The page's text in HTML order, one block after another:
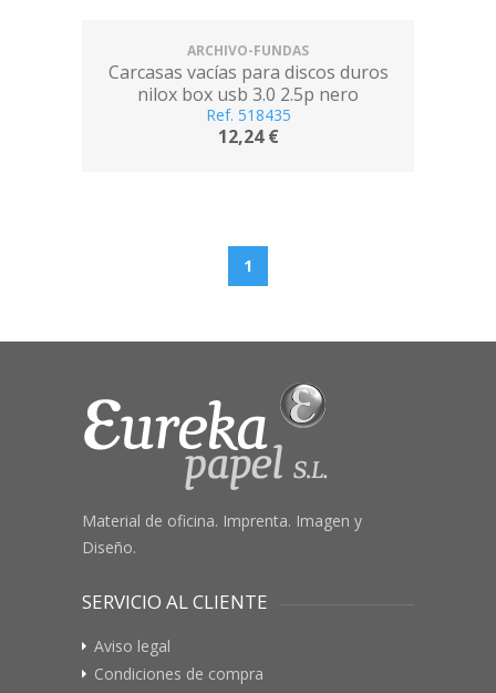
ARCHIVO-FUNDAS
Carcasas vacías para discos duros
nilox box usb 3.0 2.5p nero
Ref. 518435
12,24 €
1
Material de oficina. Imprenta. Imagen y
Diseño.
SERVICIO AL CLIENTE
Aviso legal
Condiciones de compra